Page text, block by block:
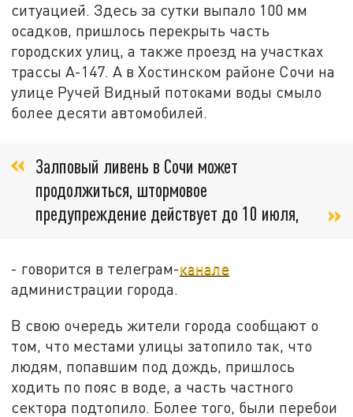
ситуацией. Здесь за сутки выпало 100 мм
осадков, пришлось перекрыть часть
городских улиц, а также проезд на участках
трассы А-147. А в Хостинском районе Сочи на
улице Ручей Видный потоками воды смыло
более десяти автомобилей.
Залповый ливень в Сочи может
продолжиться, штормовое
предупреждение действует до 10 июля,
- говорится в телеграм-канале
администрации города.
В свою очередь жители города сообщают о
том, что местами улицы затопило так, что
людям, попавшим под дождь, пришлось
ходить по пояс в воде, а часть частного
сектора подтопило. Более того, были перебои